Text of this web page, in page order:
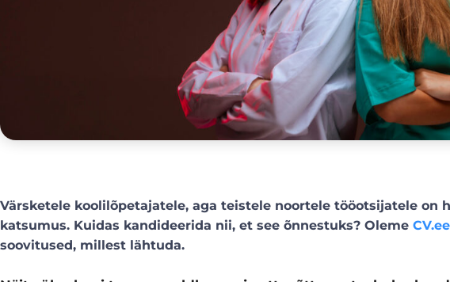
Värsketele koolilõpetajatele, aga teistele noortele tööotsijatele on
katsumus. Kuidas kandideerida nii, et see õnnestuks? Oleme CV.ee
soovitused, millest lähtuda.